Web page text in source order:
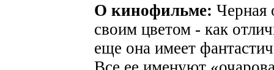
О кинофильме: Черная
своим цветом - как
еще она имеет